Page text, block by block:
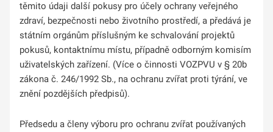
těmito údaji další pokusy pro účely ochrany veřejného
zdraví, bezpečnosti nebo životního prostředí, a předává je
státním orgánům příslušným ke schvalování projektů
pokusů, kontaktnímu místu, případně odborným komisím
uživatelských zařízení. (Více o činnosti VOZPVU v § 20b
zákona č. 246/1992 Sb., na ochranu zvířat proti týrání, ve
znění pozdějších předpisů).
Předsedu a členy výboru pro ochranu zvířat používaných